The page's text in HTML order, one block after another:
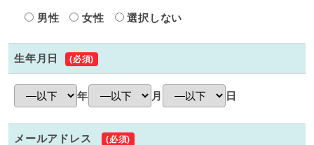
男性 女性 選択しない
生年月日 (必須)
年 月 日
メールアドレス (必須)